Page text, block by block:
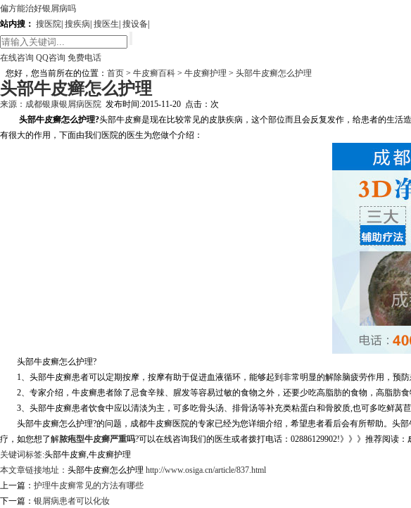
偏方能治好银屑病吗
站内搜： 搜医院 搜疾病 搜医生 搜设备
在线咨询 QQ咨询 免费电话
您好，您当前所在的位置： 首页 > 牛皮癣百科 > 牛皮癣护理 > 头部牛皮癣怎么护理
头部牛皮癣怎么护理
来源： 成都银康银屑病医院 发布时间:2015-11-20 点击： 次
头部牛皮癣怎么护理?头部牛皮癣是现在比较常见的皮肤疾病，这个部位而且会反复发作，给患者的生活
有很大的作用，下面由我们医院的医生为您做个介绍：
头部牛皮癣怎么护理?
1、头部牛皮癣患者可以定期按摩，按摩有助于促进血液循环，能够起到非常明显的解除脑疲劳作用，预防
2、专家介绍，牛皮癣患者除了忌食辛辣、腥发等容易过敏的食物之外，还要少吃高脂肪的食物，高脂肪食
3、头部牛皮癣患者饮食中应以清淡为主，可多吃骨头汤、排骨汤等补充类粘蛋白和骨胶质,也可多吃鲜莴
头部牛皮癣怎么护理?的问题，成都牛皮癣医院的专家已经为您详细介绍，希望患者看后会有所帮助。头
疗，如您想了解脓疱型牛皮癣严重吗?可以在线咨询我们的医生或者拨打电话：02886129902!》》》推荐阅读：
关键词标签:头部牛皮癣,牛皮癣护理
本文章链接地址： 头部牛皮癣怎么护理 http://www.osiga.cn/article/837.html
上一篇： 护理牛皮癣常见的方法有哪些
下一篇： 银屑病患者可以化妆